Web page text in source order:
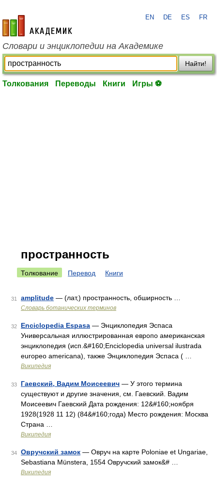
academic.ru
EN DE ES FR
Словари и энциклопедии на Академике
Найти!
Толкования Переводы Книги Игры ⚽
пространность
Толкование Перевод Книги
31 amplitude — (лат,) пространность, обширность …
Словарь ботанических терминов
32 Enciclopedia Espasa — Энциклопедия Эспаса
Универсальная иллюстрированная европо американская
энциклопедия (исп.&#160;Enciclopedia universal ilustrada
europeo americana), также Энциклопедия Эспаса ( …
Википедия
33 Гаевский, Вадим Моисеевич — У этого термина
существуют и другие значения, см. Гаевский. Вадим
Моисеевич Гаевский Дата рождения: 12&#160;ноября
1928(1928 11 12) (84&#160;года) Место рождения: Москва
Страна …
Википедия
34 Овручский замок — Овруч на карте Poloniae et Ungariae,
Sebastiana Münstera, 1554 Овручский замок&# …
Википедия